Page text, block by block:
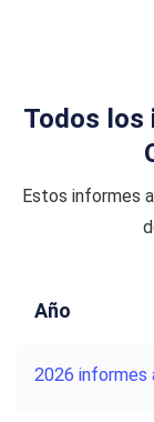
Todos los
Estos informes
Año
2026 informes